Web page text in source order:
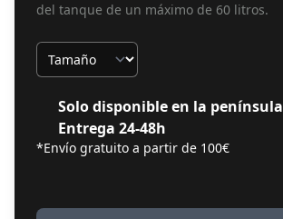
del tanque de un máximo de 60 litros.
Tamaño
Solo disponible en la península
Entrega 24-48h
*Envío gratuito a partir de 100€